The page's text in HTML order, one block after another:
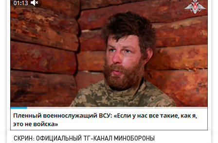
СКРИН: ОФИЦИАЛЬНЫЙ ТГ-КАНАЛ МИНОБОРОНЫ